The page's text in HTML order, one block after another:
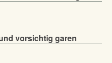
vorsichtig garen